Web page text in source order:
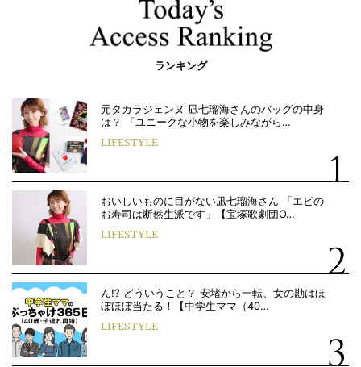
ランキング
元タカラジェンヌ 凪七瑠海さんのバッグの中身
は？ 「ユニークな小物を楽しみながら…
LIFESTYLE
おいしいものに目がない凪七瑠海さん 「エビの
お寿司は断然生派です」【宝塚歌劇団O…
LIFESTYLE
ん!? どういうこと？ 安堵から一転、女の勘はほ
ぼほぼ当たる！【中学生ママ（40…
LIFESTYLE